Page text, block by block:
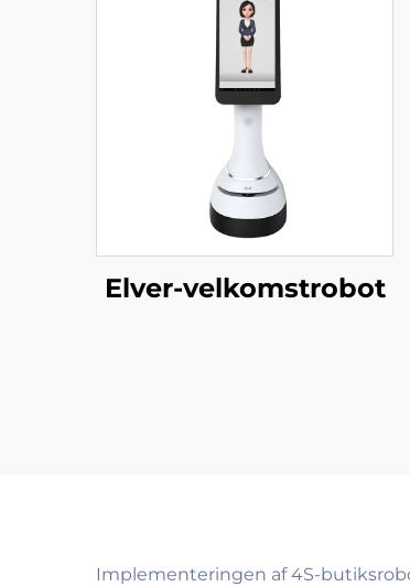
Elver-velkomstrobot
Implementeringen af 4S-